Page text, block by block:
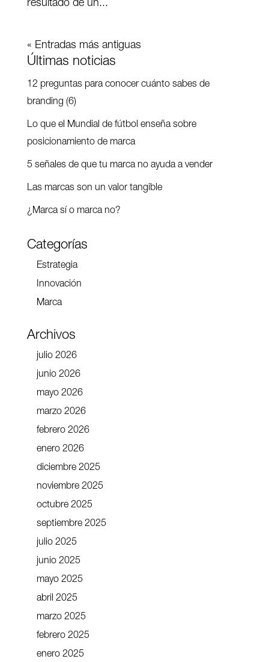
resultado de un...
« Entradas más antiguas
Últimas noticias
12 preguntas para conocer cuánto sabes de
branding (6)
Lo que el Mundial de fútbol enseña sobre
posicionamiento de marca
5 señales de que tu marca no ayuda a vender
Las marcas son un valor tangible
¿Marca sí o marca no?
Categorías
Estrategia
Innovación
Marca
Archivos
julio 2026
junio 2026
mayo 2026
marzo 2026
febrero 2026
enero 2026
diciembre 2025
noviembre 2025
octubre 2025
septiembre 2025
julio 2025
junio 2025
mayo 2025
abril 2025
marzo 2025
febrero 2025
enero 2025